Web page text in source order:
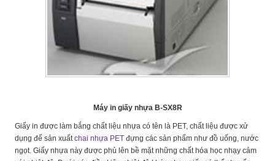
Máy in giấy nhựa B-SX8R
Giấy in được làm bắng chất liệu nhựa có tên là PET, chất liệu được xử
dụng để sản xuấtchai nhựa PET đựng các sản phẩm như đồ uống, nước
ngọt. Giấy nhựa này được phủ lên bề mặt những chất hóa học nhạy cảm